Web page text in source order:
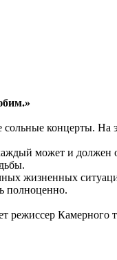
концерты. На
может и должен
жизненных
полноценно.
режиссер Камерного